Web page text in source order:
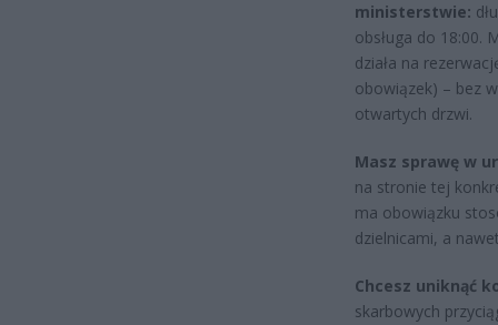
ministerstwie:
obsługa do 18:00.
działa na
obowiązek) – bez
otwartych drzwi.
Masz sprawę w
na stronie tej
ma obowiązku
dzielnicami, a
Chcesz uniknąć
skarbowych